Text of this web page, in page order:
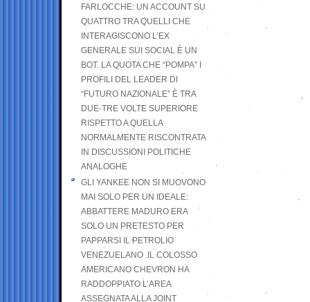
FARLOCCHE: UN ACCOUNT SU
QUATTRO TRA QUELLI CHE
INTERAGISCONO L’EX
GENERALE SUI SOCIAL È UN
BOT. LA QUOTA CHE “POMPA” I
PROFILI DEL LEADER DI
“FUTURO NAZIONALE” È TRA
DUE-TRE VOLTE SUPERIORE
RISPETTO A QUELLA
NORMALMENTE RISCONTRATA
IN DISCUSSIONI POLITICHE
ANALOGHE
GLI YANKEE NON SI MUOVONO
MAI SOLO PER UN IDEALE:
ABBATTERE MADURO ERA
SOLO UN PRETESTO PER
PAPPARSI IL PETROLIO
VENEZUELANO .IL COLOSSO
AMERICANO CHEVRON HA
RADDOPPIATO L’AREA
ASSEGNATA ALLA JOINT